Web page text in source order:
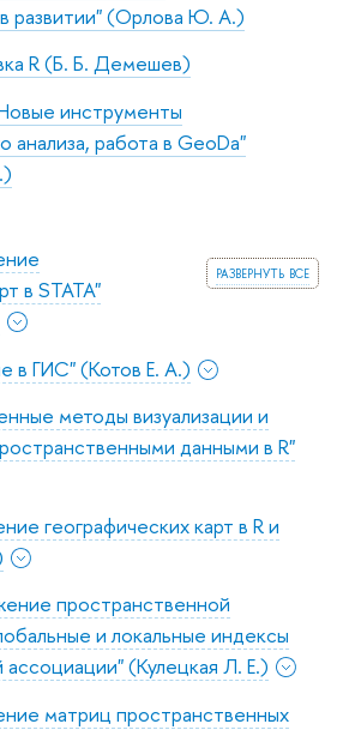
развитии" (Орлова Ю. А.)
R (Б. Б. Демешев)
инструменты
анализа, работа в GeoDa"
развернуть все
в STATA"
в ГИС" (Котов Е. А.)
методы визуализации и
данными в R"
географических карт в R и
пространственной
и локальные индексы
(Кулецкая Л. Е.)
матриц пространственных